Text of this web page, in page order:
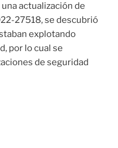
actualización de
27518, se descubrió
explotando
por lo cual se
de seguridad